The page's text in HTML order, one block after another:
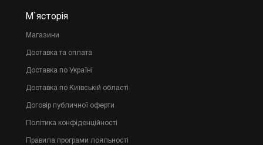
М`ясторія
Магазини
Доставка та оплата
Доставка по Україні
Доставка по Київській області
Договір публичної оферти
Політика конфіденційності
Правила програми лояльності